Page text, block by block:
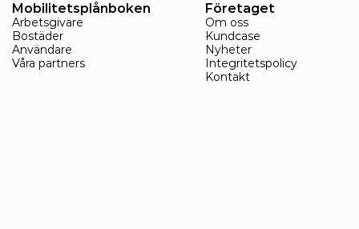
Mobilitetsplånboken
Arbetsgivare
Bostäder
Användare
Våra partners
Företaget
Om oss
Kundcase
Nyheter
Integritetspolicy
Kontakt